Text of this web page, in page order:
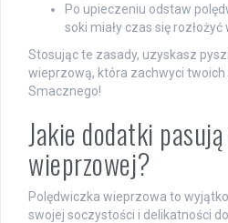
Po upieczeniu odstaw
soki miały czas się rozłożyć
Stosując te zasady, uzyskasz
wieprzową, która zachwyci twoich
Smacznego!
Jakie dodatki
wieprzowej?
Polędwiczka wieprzowa to
swojej soczystości i delikatności